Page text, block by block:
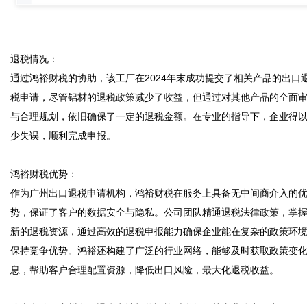
退税情况：
通过鸿裕财税的协助，该工厂在2024年末成功提交了相关产品的出口
税申请，尽管铝材的退税政策减少了收益，但通过对其他产品的全面
与合理规划，依旧确保了一定的退税金额。在专业的指导下，企业得
少失误，顺利完成申报。
鸿裕财税优势：
作为广州出口退税申请机构，鸿裕财税在服务上具备无中间商介入的优
势，保证了客户的数据安全与隐私。公司团队精通退税法律政策，掌
新的退税资源，通过高效的退税申报能力确保企业能在复杂的政策环
保持竞争优势。鸿裕还构建了广泛的行业网络，能够及时获取政策变
息，帮助客户合理配置资源，降低出口风险，最大化退税收益。